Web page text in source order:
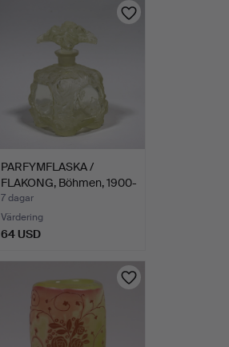
PARFYMFLASKA /
FLAKONG, Böhmen, 1900-
talet…
7 dagar
Värdering
64 USD